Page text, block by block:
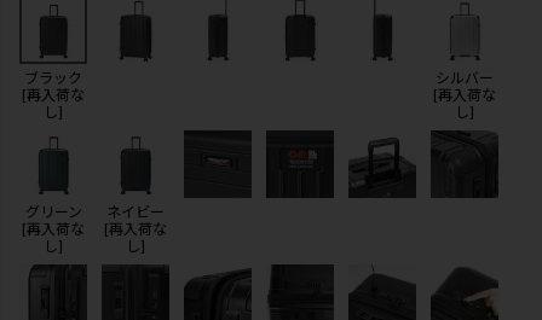
ブラック
[再入荷な
し]
シルバー
[再入荷な
し]
グリーン
[再入荷な
し]
ネイビー
[再入荷な
し]